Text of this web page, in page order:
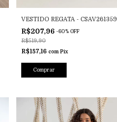
VESTIDO REGATA - CSAV261359
R$207,96 -60% OFF
R$519,90
R$187,16 com Pix
Comprar